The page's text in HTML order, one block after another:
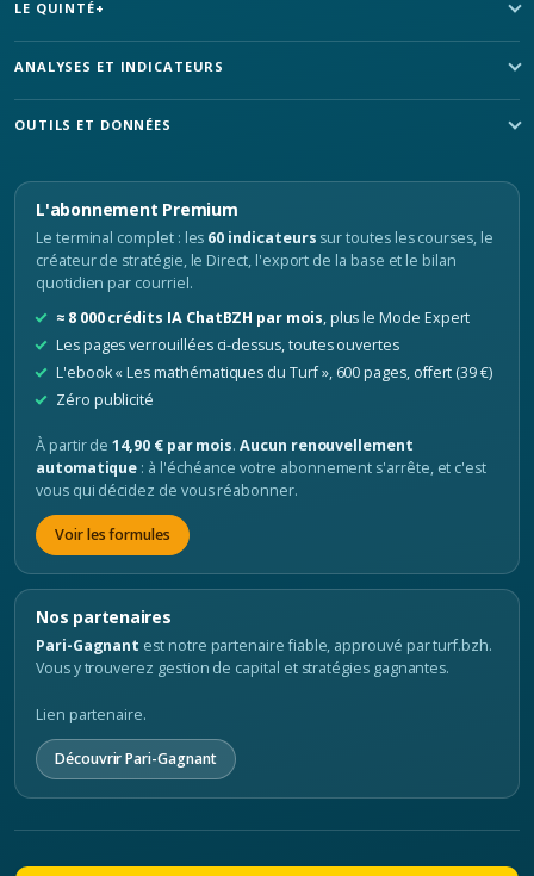
LE QUINTÉ+
ANALYSES ET INDICATEURS
OUTILS ET DONNÉES
L'abonnement Premium
Le terminal complet : les 60 indicateurs sur toutes les courses, le
créateur de stratégie, le Direct, l'export de la base et le bilan
quotidien par courriel.
≈ 8 000 crédits IA ChatBZH par mois, plus le Mode Expert
Les pages verrouillées ci-dessus, toutes ouvertes
L'ebook « Les mathématiques du Turf », 600 pages, offert (39 €)
Zéro publicité
À partir de14,90 € par mois.Aucun renouvellement
automatique : à l'échéance votre abonnement s'arrête, et c'est
vous qui décidez de vous réabonner.
Voir les formules
Nos partenaires
Pari-Gagnant est notre partenaire fiable, approuvé par turf.bzh.
Vous y trouverez gestion de capital et stratégies gagnantes.
Lien partenaire.
Découvrir Pari-Gagnant